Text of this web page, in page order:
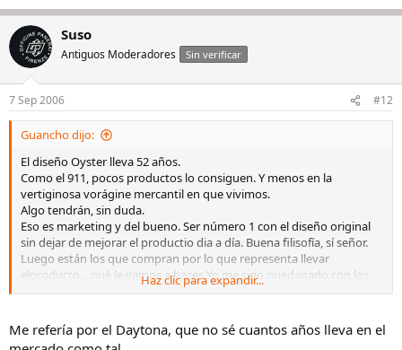
Suso
Antiguos Moderadores Sin verificar
7 Sep 2006 #12
Guancho dijo:
El diseño Oyster lleva 52 años.
Como el 911, pocos productos lo consiguen. Y menos en la
vertiginosa vorágine mercantil en que vivimos.
Algo tendrán, sin duda.
Eso es marketing y del bueno. Ser número 1 con el diseño original
sin dejar de mejorar el productio dia a día. Buena filisofía, sí señor.
Luego están los que compran por lo que representa llevar
elproducto... qué le vamos a hacer. Yo me sigo quedanado con los
dos. Con Rolex y con el 911. Compro por otra cosa.
Haz clic para expandir...
Me refería por el Daytona, que no sé cuantos años lleva en el